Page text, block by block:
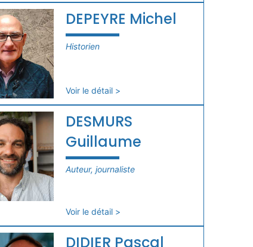
DEPEYRE Michel
Historien
Voir le détail >
DESMURS
Guillaume
Auteur, journaliste
Voir le détail >
DIDIER Pascal